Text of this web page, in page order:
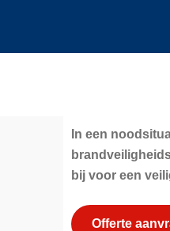
In een
bij voor een
Offerte